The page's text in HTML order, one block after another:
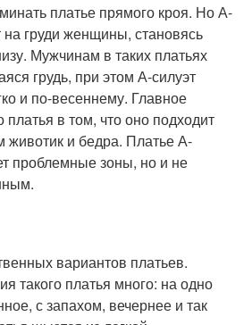
платье прямого кроя. Но А-
на груди женщины, становясь
Мужчинам в таких платьях
грудь, при этом А-силуэт
и по-весеннему. Главное
платья в том, что оно подходит
и бедра. Платье А-
проблемные зоны, но и не
вариантов платьев.
такого платья много: на одно
с запахом, вечернее и так